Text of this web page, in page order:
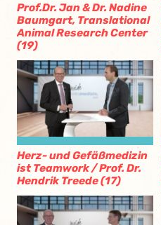
Prof.Dr. Jan & Dr. Nadine
Baumgart, Translational
Animal Research Center
(19)
Herz- und Gefäßmedizin
ist Teamwork / Prof. Dr.
Hendrik Treede (17)